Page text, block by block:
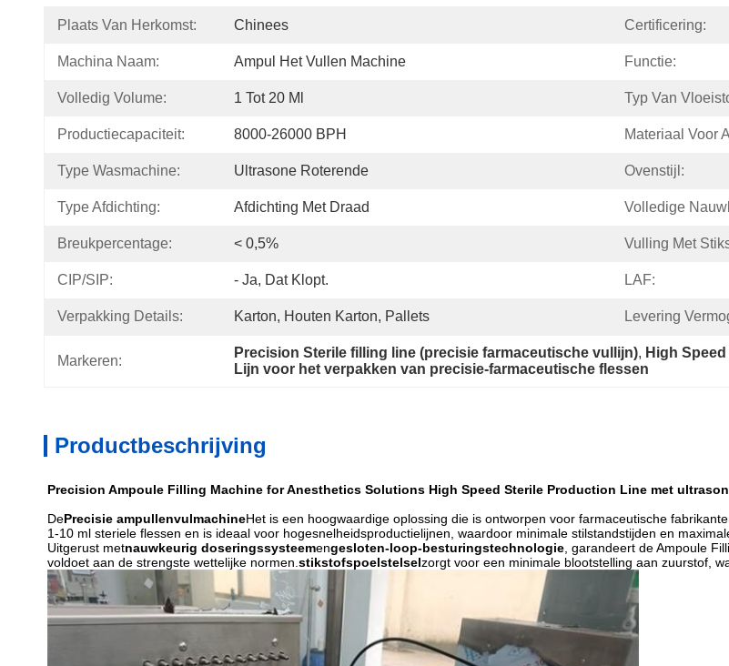
Plaats Van Herkomst: Chinees Certificering:
Machina Naam: Ampul Het Vullen Machine Functie:
Volledig Volume: 1 Tot 20 Ml Typ Van
Productiecapaciteit: 8000-26000 BPH Materiaal Voor
Type Wasmachine: Ultrasone Roterende Ovenstijl:
Type Afdichting: Afdichting Met Draad Volledige
Breukpercentage: < 0,5% Vulling Met
CIP/SIP: - Ja, Dat Klopt. LAF:
Verpakking Details: Karton, Houten Karton, Pallets Levering
Markeren:
Precision Sterile filling line (precisie farmaceutische vullijn), High
Lijn voor het verpakken van precisie-farmaceutische flessen
Productbeschrijving
Precision Ampoule Filling Machine for Anesthetics Solutions High Speed Sterile Production Line met
DePrecisie ampullenvulmachineHet is een hoogwaardige oplossing die is ontworpen voor farmaceutische
1-10 ml steriele flessen en is ideaal voor hogesnelheidsproductielijnen, waardoor minimale stilstandstijden en
Uitgerust metnauwkeurig doseringssysteemengesloten-loop-besturingstechnologie , garandeert de Ampoule
voldoet aan de strengste wettelijke normen. stikstofspoelstelselzorgt voor een minimale blootstelling aan zuurstof,